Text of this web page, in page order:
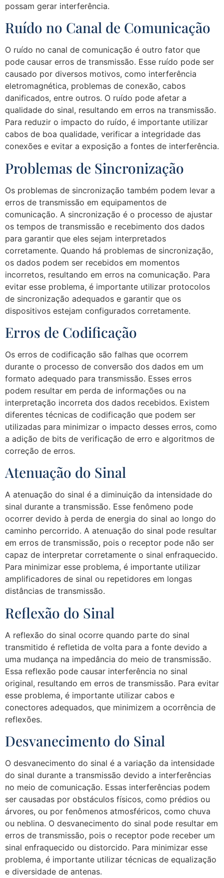
possam gerar interferência.
Ruído no Canal de Comunicação
O ruído no canal de comunicação é outro fator que
pode causar erros de transmissão. Esse ruído pode ser
causado por diversos motivos, como interferência
eletromagnética, problemas de conexão, cabos
danificados, entre outros. O ruído pode afetar a
qualidade do sinal, resultando em erros na transmissão.
Para reduzir o impacto do ruído, é importante utilizar
cabos de boa qualidade, verificar a integridade das
conexões e evitar a exposição a fontes de interferência.
Problemas de Sincronização
Os problemas de sincronização também podem levar a
erros de transmissão em equipamentos de
comunicação. A sincronização é o processo de ajustar
os tempos de transmissão e recebimento dos dados
para garantir que eles sejam interpretados
corretamente. Quando há problemas de sincronização,
os dados podem ser recebidos em momentos
incorretos, resultando em erros na comunicação. Para
evitar esse problema, é importante utilizar protocolos
de sincronização adequados e garantir que os
dispositivos estejam configurados corretamente.
Erros de Codificação
Os erros de codificação são falhas que ocorrem
durante o processo de conversão dos dados em um
formato adequado para transmissão. Esses erros
podem resultar em perda de informações ou na
interpretação incorreta dos dados recebidos. Existem
diferentes técnicas de codificação que podem ser
utilizadas para minimizar o impacto desses erros, como
a adição de bits de verificação de erro e algoritmos de
correção de erros.
Atenuação do Sinal
A atenuação do sinal é a diminuição da intensidade do
sinal durante a transmissão. Esse fenômeno pode
ocorrer devido à perda de energia do sinal ao longo do
caminho percorrido. A atenuação do sinal pode resultar
em erros de transmissão, pois o receptor pode não ser
capaz de interpretar corretamente o sinal enfraquecido.
Para minimizar esse problema, é importante utilizar
amplificadores de sinal ou repetidores em longas
distâncias de transmissão.
Reflexão do Sinal
A reflexão do sinal ocorre quando parte do sinal
transmitido é refletida de volta para a fonte devido a
uma mudança na impedância do meio de transmissão.
Essa reflexão pode causar interferência no sinal
original, resultando em erros de transmissão. Para evitar
esse problema, é importante utilizar cabos e
conectores adequados, que minimizem a ocorrência de
reflexões.
Desvanecimento do Sinal
O desvanecimento do sinal é a variação da intensidade
do sinal durante a transmissão devido a interferências
no meio de comunicação. Essas interferências podem
ser causadas por obstáculos físicos, como prédios ou
árvores, ou por fenômenos atmosféricos, como chuva
ou neblina. O desvanecimento do sinal pode resultar em
erros de transmissão, pois o receptor pode receber um
sinal enfraquecido ou distorcido. Para minimizar esse
problema, é importante utilizar técnicas de equalização
e diversidade de antenas.